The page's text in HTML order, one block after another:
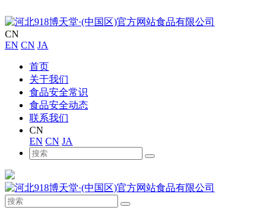
CN
EN CN JA
首页
关于我们
食品安全常识
食品安全动态
联系我们
CN
EN CN JA